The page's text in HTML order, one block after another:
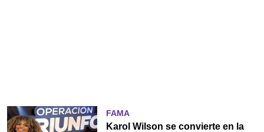
FAMA
Karol Wilson se convierte en la